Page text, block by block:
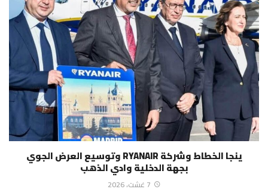
ينجا الخطاط وشركة RYANAIR وتوسيع العرض الجوي
بجهة الدخلية وادي الذهب
7 غشت، 2026